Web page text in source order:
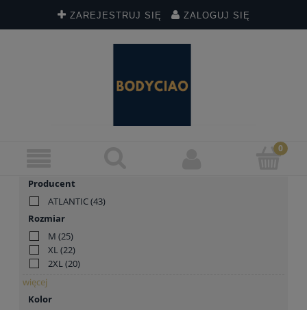
ZAREJESTRUJ SIĘ ZALOGUJ SIĘ
Producent
ATLANTIC(43)
Rozmiar
M (25)
XL(22)
2XL(20)
więcej
Kolor